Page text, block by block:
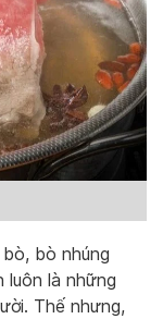
bò nhúng
luôn là những
Thế nhưng,